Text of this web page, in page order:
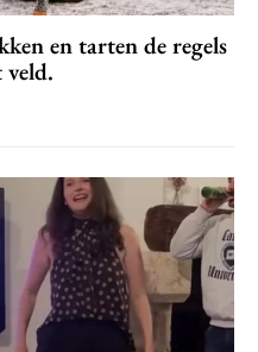
en tarten de regels
veld.